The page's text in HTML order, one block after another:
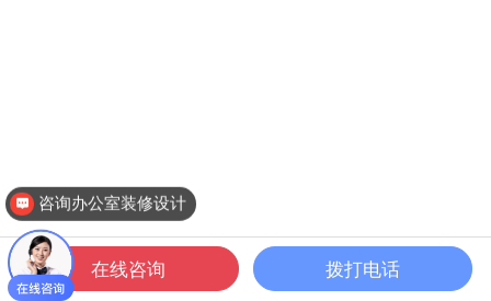
一键拨打 公装案例 公装设计 关于文丰
咨询办公室装修设计
在线咨询 拨打电话